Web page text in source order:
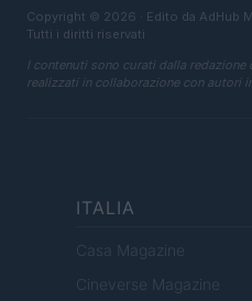
Copyright © 2026 · Edito da AdHub
Tutti i diritti riservati
I contenuti sono curati dalla
realizzati in collaborazione con autori
ITALIA
Casa Magazine
Cineverse Magazine